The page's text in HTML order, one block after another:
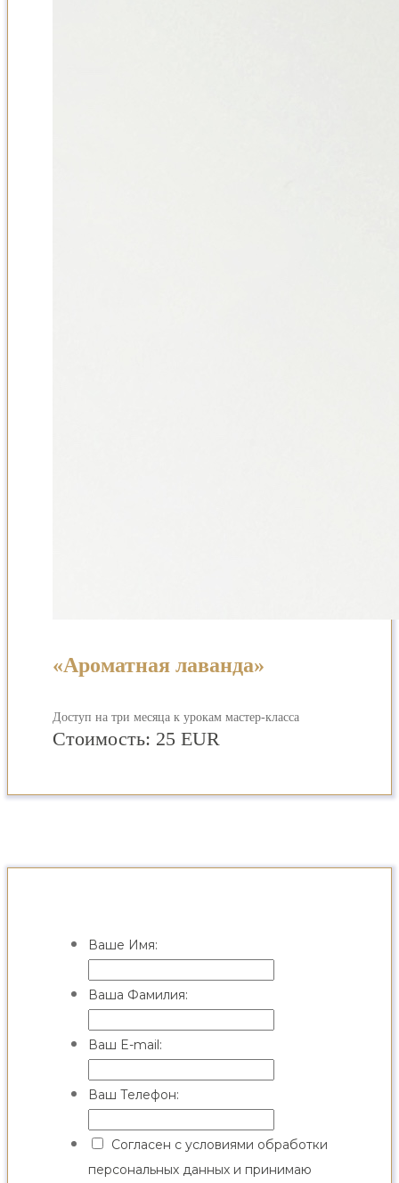
«Ароматная лаванда»
Доступ на три месяца к урокам мастер-класса
Стоимость: 25 EUR
Ваше Имя:
Ваша Фамилия:
Ваш E-mail:
Ваш Телефон:
Согласен с условиями обработки
персональных данных и принимаю